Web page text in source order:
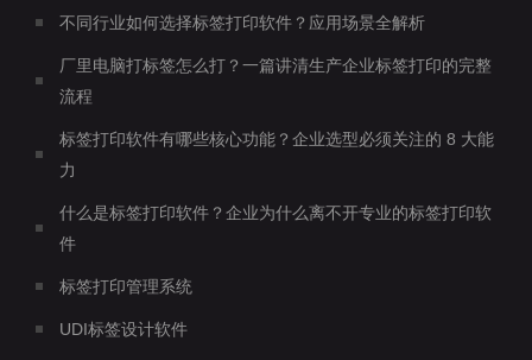
不同行业如何选择标签打印软件？应用场景全解析
厂里电脑打标签怎么打？一篇讲清生产企业标签打印的完整
流程
标签打印软件有哪些核心功能？企业选型必须关注的 8 大能
力
什么是标签打印软件？企业为什么离不开专业的标签打印软
件
标签打印管理系统
UDI标签设计软件